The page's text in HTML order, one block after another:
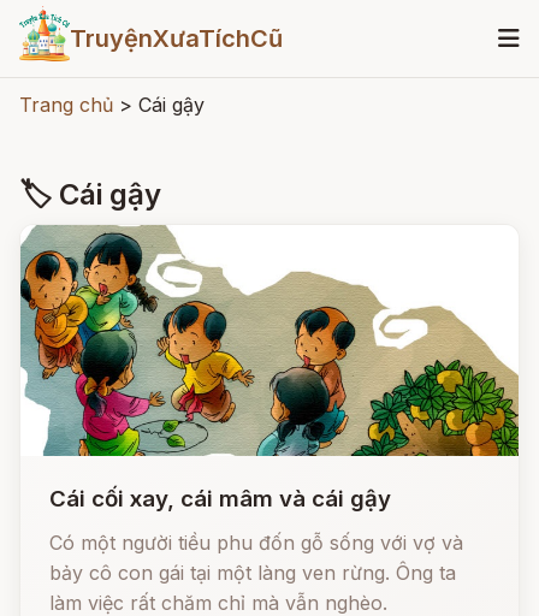
TruyệnXưaTíchCũ
Trang chủ > Cái gậy
🏷 Cái gậy
Cái cối xay, cái mâm và cái gậy
Có một người tiều phu đốn gỗ sống với vợ và
bảy cô con gái tại một làng ven rừng. Ông ta
làm việc rất chăm chỉ mà vẫn nghèo.